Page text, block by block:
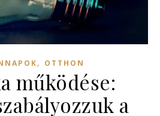
, OTTHON
működése:
a